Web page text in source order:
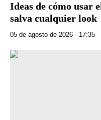
Ideas de cómo usar
salva cualquier look
05 de agosto de 2026 - 17:35